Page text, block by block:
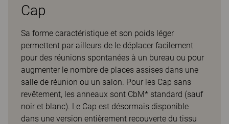
Cap
Sa forme caractéristique et son poids léger
permettent par ailleurs de le déplacer facilement
pour des réunions spontanées à un bureau ou pour
augmenter le nombre de places assises dans une
salle de réunion ou un salon. Pour les Cap sans
revêtement, les anneaux sont CbM* standard (sauf
noir et blanc). Le Cap est désormais disponible
dans une version entièrement recouverte du tissu